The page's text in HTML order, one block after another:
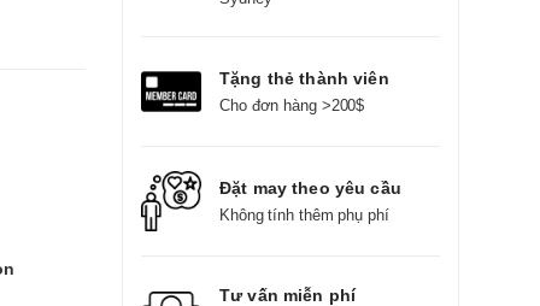
Tặng thẻ thành viên
Cho đơn hàng >200$
Đặt may theo yêu cầu
Không tính thêm phụ phí
Tư vấn miễn phí